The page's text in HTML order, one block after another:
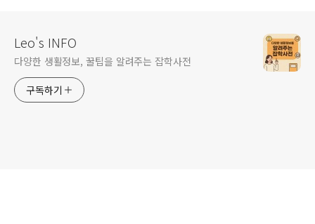
Leo's INFO
다양한 생활정보, 꿀팁을 알려주는 잡학사전
구독하기